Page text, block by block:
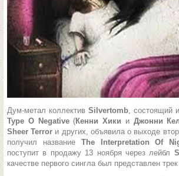
Дум-метал коллектив Silvertomb, состоящий
Type O Negative (Кенни Хики и Джонни
Sheer Terror и других, объявила о выходе
получил название The Interpretation Of
поступит в продажу 13 ноября через лейбл
качестве первого сингла был представлен трек